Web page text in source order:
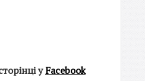
уFacebook